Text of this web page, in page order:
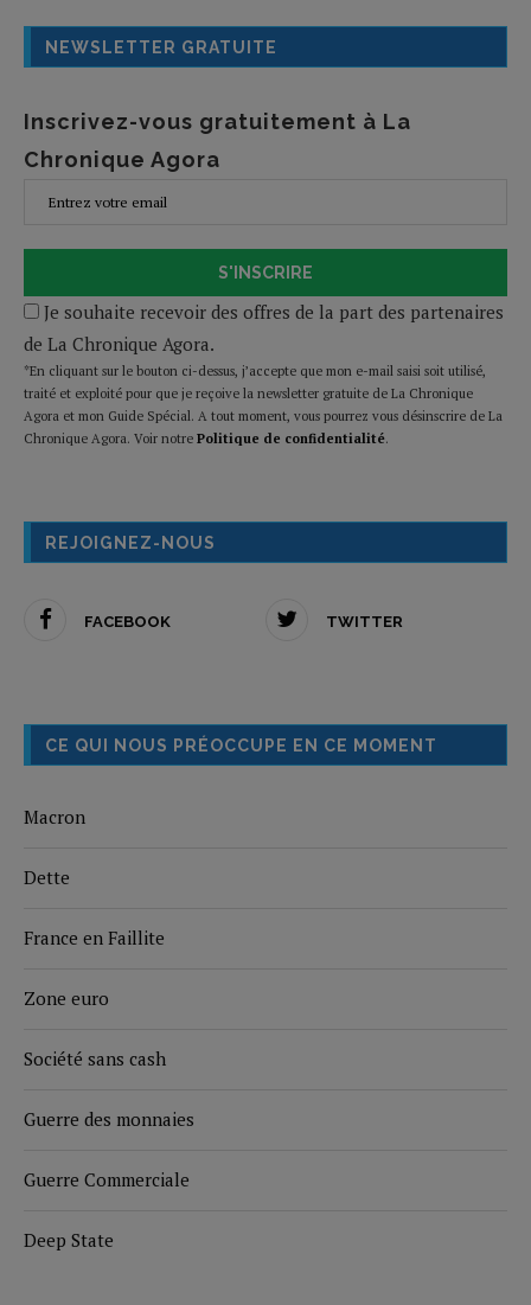
NEWSLETTER GRATUITE
Inscrivez-vous gratuitement à La
Chronique Agora
S'INSCRIRE
Je souhaite recevoir des offres de la part des partenaires
de La Chronique Agora.
*En cliquant sur le bouton ci-dessus, j’accepte que mon e-mail saisi soit utilisé,
traité et exploité pour que je reçoive la newsletter gratuite de La Chronique
Agora et mon Guide Spécial. A tout moment, vous pourrez vous désinscrire de La
Chronique Agora. Voir notre Politique de confidentialité.
REJOIGNEZ-NOUS
FACEBOOK TWITTER
CE QUI NOUS PRÉOCCUPE EN CE MOMENT
Macron
Dette
France en Faillite
Zone euro
Société sans cash
Guerre des monnaies
Guerre Commerciale
Deep State